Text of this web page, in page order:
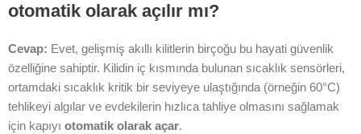
otomatik olarak açılır mı?
Cevap: Evet, gelişmiş akıllı kilitlerin birçoğu bu hayati güvenlik
özelliğine sahiptir. Kilidin iç kısmında bulunan sıcaklık sensörleri,
ortamdaki sıcaklık kritik bir seviyeye ulaştığında (örneğin 60°C)
tehlikeyi algılar ve evdekilerin hızlıca tahliye olmasını sağlamak
için kapıyı otomatik olarak açar.